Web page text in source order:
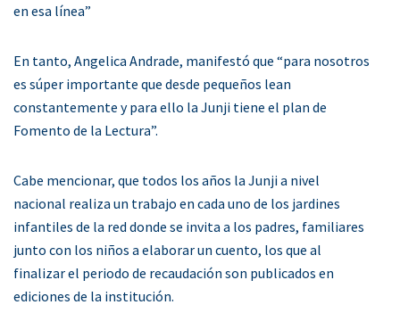
en esa línea”
En tanto, Angelica Andrade, manifestó que “para nosotros
es súper importante que desde pequeños lean
constantemente y para ello la Junji tiene el plan de
Fomento de la Lectura”.
Cabe mencionar, que todos los años la Junji a nivel
nacional realiza un trabajo en cada uno de los jardines
infantiles de la red donde se invita a los padres, familiares
junto con los niños a elaborar un cuento, los que al
finalizar el periodo de recaudación son publicados en
ediciones de la institución.